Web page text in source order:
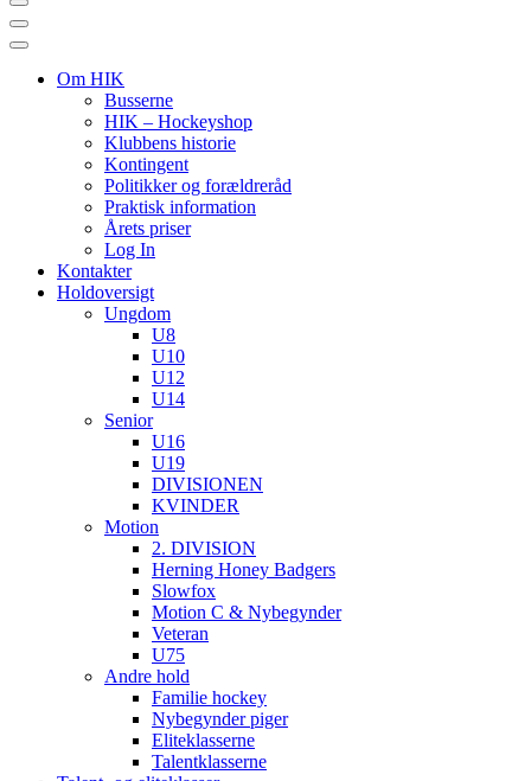
Navigation
menu
Navigation
menu
Om HIK
Busserne
HIK – Hockeyshop
Klubbens historie
Kontingent
Politikker og forældreråd
Praktisk information
Årets priser
Log In
Kontakter
Holdoversigt
Ungdom
U8
U10
U12
U14
Senior
U16
U19
DIVISIONEN
KVINDER
Motion
2. DIVISION
Herning Honey Badgers
Slowfox
Motion C & Nybegynder
Veteran
U75
Andre hold
Familie hockey
Nybegynder piger
Eliteklasserne
Talentklasserne